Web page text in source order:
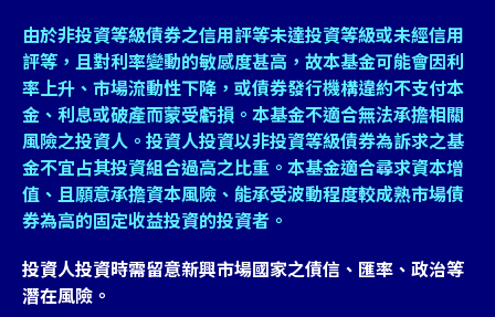
由於非投資等級債券之信用評等未達投資等級或未經信用
評等，且對利率變動的敏感度甚高，故本基金可能會因利
率上升、市場流動性下降，或債券發行機構違約不支付本
金、利息或破產而蒙受虧損。本基金不適合無法承擔相關
風險之投資人。投資人投資以非投資等級債券為訴求之基
金不宜占其投資組合過高之比重。本基金適合尋求資本增
值、且願意承擔資本風險、能承受波動程度較成熟市場債
券為高的固定收益投資的投資者。
投資人投資時需留意新興市場國家之債信、匯率、政治等
潛在風險。